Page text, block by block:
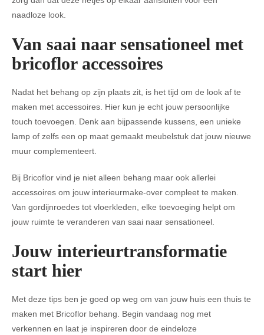
naadloze look.
Van saai naar sensationeel met
bricoflor accessoires
Nadat het behang op zijn plaats zit, is het tijd om de look af te
maken met accessoires. Hier kun je echt jouw persoonlijke
touch toevoegen. Denk aan bijpassende kussens, een unieke
lamp of zelfs een op maat gemaakt meubelstuk dat jouw nieuwe
muur complementeert.
Bij Bricoflor vind je niet alleen behang maar ook allerlei
accessoires om jouw interieurmake-over compleet te maken.
Van gordijnroedes tot vloerkleden, elke toevoeging helpt om
jouw ruimte te veranderen van saai naar sensationeel.
Jouw interieurtransformatie
start hier
Met deze tips ben je goed op weg om van jouw huis een thuis te
maken met Bricoflor behang. Begin vandaag nog met
verkennen en laat je inspireren door de eindeloze